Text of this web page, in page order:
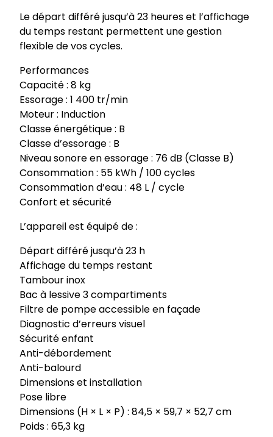
Le départ différé jusqu’à 23 heures et l’affichage
du temps restant permettent une gestion
flexible de vos cycles.
Performances
Capacité : 8 kg
Essorage : 1 400 tr/min
Moteur : Induction
Classe énergétique : B
Classe d’essorage : B
Niveau sonore en essorage : 76 dB (Classe B)
Consommation : 55 kWh / 100 cycles
Consommation d’eau : 48 L / cycle
Confort et sécurité
L’appareil est équipé de :
Départ différé jusqu’à 23 h
Affichage du temps restant
Tambour inox
Bac à lessive 3 compartiments
Filtre de pompe accessible en façade
Diagnostic d’erreurs visuel
Sécurité enfant
Anti-débordement
Anti-balourd
Dimensions et installation
Pose libre
Dimensions (H × L × P) : 84,5 × 59,7 × 52,7 cm
Poids : 65,3 kg